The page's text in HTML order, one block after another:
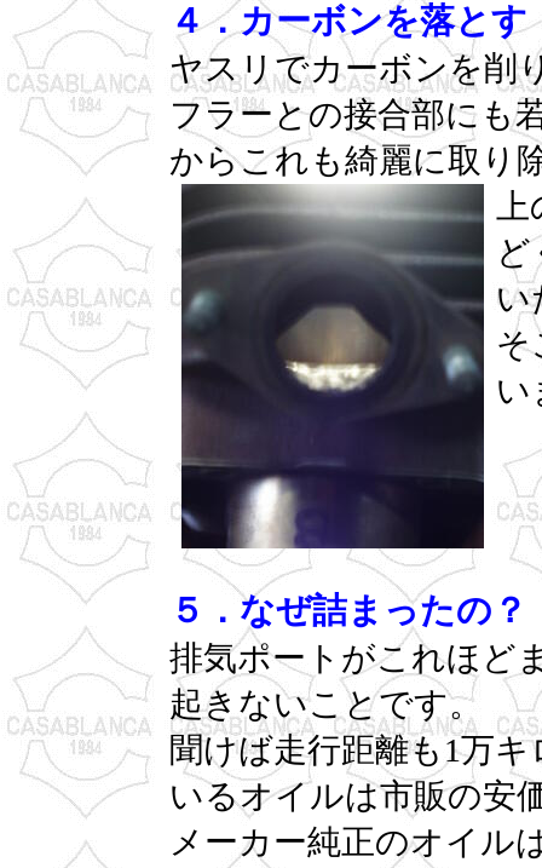
４．カーボンを落とす
ヤスリでカーボンを削
フラーとの接合部にも
からこれも綺麗に取り
い
そ
い
５．なぜ詰まったの？
排気ポートがこれほど
起きないことです。
聞けば走行距離も1万
いるオイルは市販の安
メーカー純正のオイル